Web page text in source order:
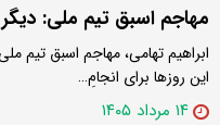
مهاجم اسبق تیم ملی:
ابراهیم تهامی، مهاجم اسبق
این روزها برای انجامِ…
۱۴ مرداد ۱۴۰۵